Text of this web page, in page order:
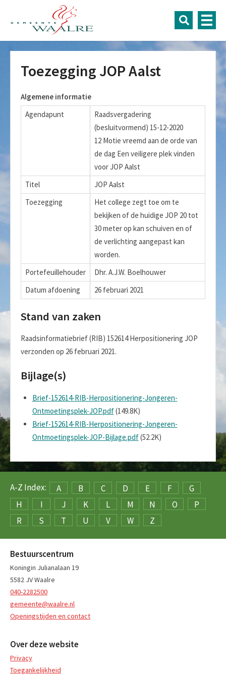
Toezegging JOP Aalst
Algemene informatie
Agendapunt
Raadsvergadering
(besluitvormend) 15-12-2020
12 Motie vreemd aan de orde van
de dag Een veiligere plek vinden
voor JOP Aalst
Titel
JOP Aalst
Toezegging
Het college zegt toe om te
bekijken of de huidige JOP 20 tot
30 meter op kan schuiven en of
de verlichting aangepast kan
worden.
Portefeuillehouder
Dhr. A.J.W. Boelhouwer
Datum afdoening
26 februari 2021
Stand van zaken
Raadsinformatiebrief (RIB) 152614 Herpositionering JOP
verzonden op 26 februari 2021.
Bijlage(s)
Brief-152614-RIB-Herpositionering-Jongeren-
Ontmoetingsplek-JOP.pdf(149.8K)
Brief-152614-RIB-Herpositionering-Jongeren-
Ontmoetingsplek-JOP-Bijlage.pdf(52.2K)
A-Z Index: A B C D E F
G
H
I J K L M N O
P
R
S T U V W Z
Bestuurscentrum
Koningin Julianalaan 19
5582 JV Waalre
040-2282500
gemeente@waalre.nl
Openingstijden en contact
Over deze website
Privacy
Toegankelijkheid